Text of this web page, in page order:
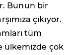
Bunun bir
çıkıyor.
tüm
ülkemizde çok